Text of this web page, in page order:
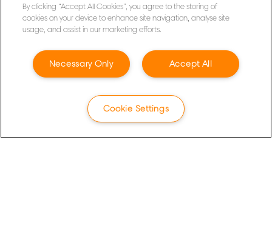
INSCHRIJVEN
Privacyverklaring
Cookies
Mijn gegevens beheren
By clicking “Accept All Cookies”, you agree to the storing of
cookies on your device to enhance site navigation, analyse site
usage, and assist in our marketing efforts.
Accept All
Necessary Only
Cookie Settings